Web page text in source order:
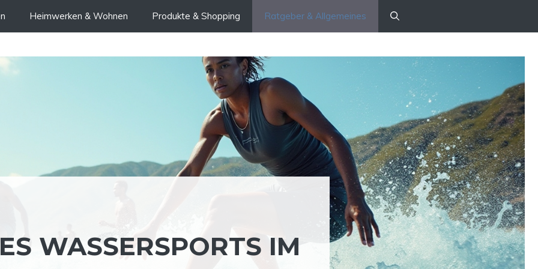
Heimwerken & Wohnen Produkte & Shopping Ratgeber & Allgemeines
WASSERSPORTS IM